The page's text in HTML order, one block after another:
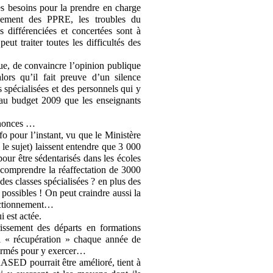
besoins pour la prendre en charge
des PPRE, les troubles du
différenciées et concertées sont à
traiter toutes les difficultés des
de convaincre l’opinion publique
qu’il fait preuve d’un silence
spécialisées et des personnels qui y
budget 2009 que les enseignants
…
pour l’instant, vu que le Ministère
sujet) laissent entendre que 3 000
être sédentarisés dans les écoles
la réaffectation de 3000
classes spécialisées ? en plus des
! On peut craindre aussi la
est actée.
des départs en formations
récupération » chaque année de
pour y exercer…
pourrait être amélioré, tient à